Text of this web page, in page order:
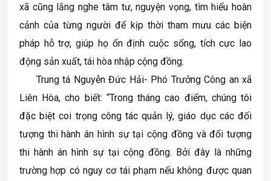
xã cũng lắng nghe tâm tư, nguyện vọng, tìm hiểu hoàn
cảnh của từng người để kịp thời tham mưu các biện
pháp hỗ trợ, giúp họ ổn định cuộc sống, tích cực lao
động sản xuất, tái hòa nhập cộng đồng.
Trung tá Nguyễn Đức Hải- Phó Trưởng Công an xã
Liên Hòa, cho biết: “Trong tháng cao điểm, chúng tôi
đặc biệt coi trọng công tác quản lý, giáo dục các đối
tượng thi hành án hình sự tại cộng đồng và đối tượng
thi hành án hình sự tại cộng đồng. Bởi đây là những
trường hợp có nguy cơ tái phạm nếu không được quan